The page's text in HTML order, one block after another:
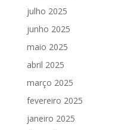
julho 2025
junho 2025
maio 2025
abril 2025
março 2025
fevereiro 2025
janeiro 2025